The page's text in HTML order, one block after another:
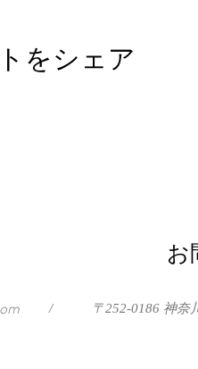
をシェア
お
/ 〒252-0186 神奈